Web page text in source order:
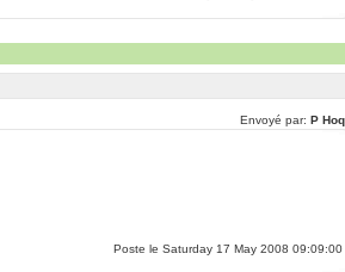
Envoyé par: P
Poste le Saturday 17 May 2008 09:09:00